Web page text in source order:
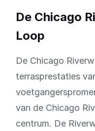
De Chicago
Loop
De Chicago
terrasprestaties
van de Chicago
centrum. De